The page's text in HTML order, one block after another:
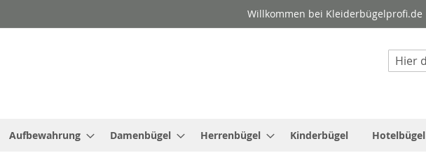
Willkommen bei Kleiderbügelprofi.de
Suche
Aufbewahrung Damenbügel Herrenbügel Kinderbügel Hotelbügel